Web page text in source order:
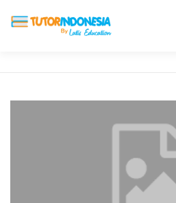
TESTIMONI
DAFTAR SEKOLAH